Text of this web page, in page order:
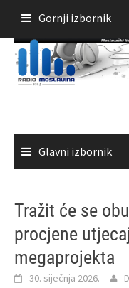
sadržaja
Gornji izbornik
Glavni izbornik
Tražit će se
procjene
megaprojekta
30. siječnja 2026.